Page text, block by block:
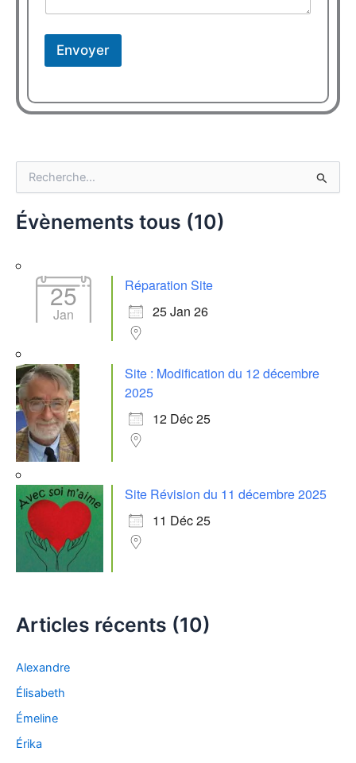
Envoyer
e
h
c
:
Évènements tous (10)
25
Jan
Réparation Site
25 Jan 26
Site : Modification du 12 décembre
2025
12 Déc 25
Site Révision du 11 décembre 2025
11 Déc 25
Articles récents (10)
Alexandre
Élisabeth
Émeline
Érika